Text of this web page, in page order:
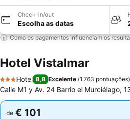
Check-in/out
Escolha as datas
Como os pagamentos influenciam os
Hotel Vistalmar
3 Estrelas
Hotel 8,8 Excelente (1.763 pontuações)
Calle M1 y Av. 24 Barrio el Murciélago,
de € 101
de € 101